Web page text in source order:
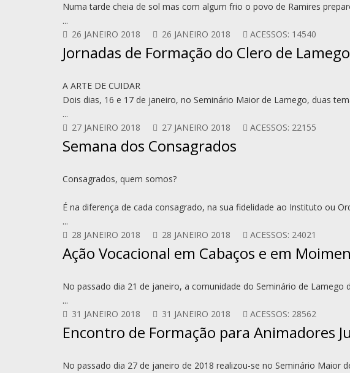
Numa tarde cheia de sol mas com algum frio o povo de Ramires
...
26 JANEIRO 2018
26 JANEIRO 2018 ACESSOS: 14540
Jornadas de Formação do Clero de Lamego
A ARTE DE CUIDAR
Dois dias, 16 e 17 de janeiro, no Seminário Maior de Lamego, duas
...
27 JANEIRO 2018
27 JANEIRO 2018 ACESSOS: 22155
Semana dos Consagrados
Consagrados, quem somos?
É na diferença de cada consagrado, na sua fidelidade ao Instituto ou
...
28 JANEIRO 2018
28 JANEIRO 2018 ACESSOS: 24021
Ação Vocacional em Cabaços e em
No passado dia 21 de janeiro, a comunidade do Seminário de Lamego
...
31 JANEIRO 2018
31 JANEIRO 2018 ACESSOS: 28562
Encontro de Formação para Animadores
No passado dia 27 de janeiro de 2018 realizou-se no Seminário Maior